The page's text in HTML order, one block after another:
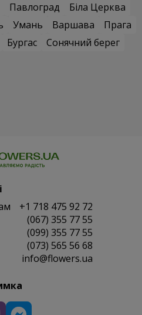
Павлоград
Біла Церква
Умань Варшава
Прага
Бургас
Сонячний берег
+1 718 475 92 72
(067) 355 77 55
(099) 355 77 55
(073) 565 56 68
info@flowers.ua